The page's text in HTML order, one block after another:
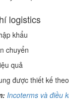
logistics
khẩu
chuyển
quả
được thiết kế
Incoterms và điều